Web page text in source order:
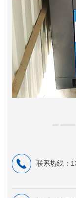
联系热线：